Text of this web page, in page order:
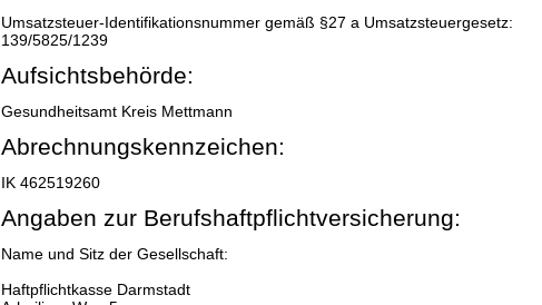
Umsatzsteuer-Identifikationsnummer gemäß §27 a Umsatzsteuergesetz:
139/5825/1239
Aufsichtsbehörde:
Gesundheitsamt Kreis Mettmann
Abrechnungskennzeichen:
IK 462519260
Angaben zur Berufshaftpflichtversicherung:
Name und Sitz der Gesellschaft:
Haftpflichtkasse Darmstadt